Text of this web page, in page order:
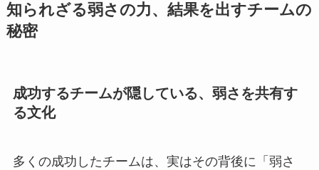
知られざる弱さの力、結果を出すチームの
秘密
成功するチームが隠している、弱さを共有す
る文化
多くの成功したチームは、実はその背後に「弱さ